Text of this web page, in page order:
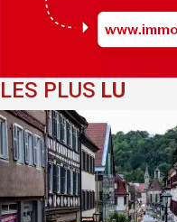
LES PLUS LU